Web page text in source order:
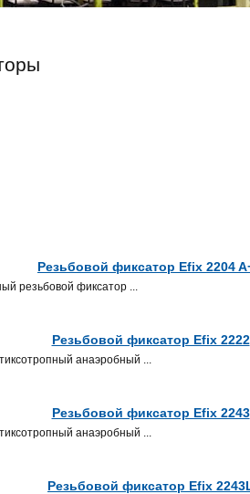
Резьбовой фиксатор Efix 2204
резьбовой фиксатор ...
Резьбовой фиксатор Efix 2222
анаэробный ...
Резьбовой фиксатор Efix 2243
анаэробный ...
Резьбовой фиксатор Efix